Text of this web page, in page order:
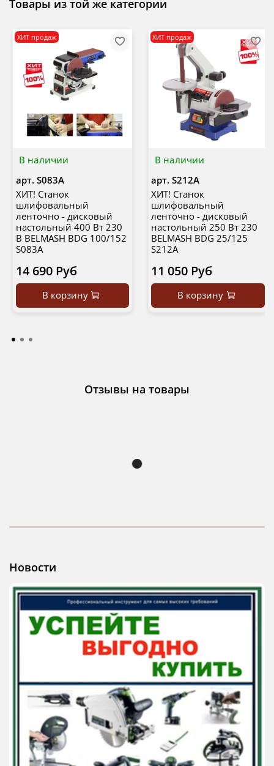
Товары из той же категории
В наличии
ХИТ продаж
арт. S083A
ХИТ! Станок
шлифовальный
ленточно - дисковый
настольный 400 Вт 230
В BELMASH BDG 100/152
S083A
14 690 Руб
В корзину
В наличии
ХИТ продаж
арт. S212A
ХИТ! Станок
шлифовальный
ленточно - дисковый
настольный 250 Вт 230
BELMASH BDG 25/125
S212A
11 050 Руб
В корзину
Отзывы на товары
Новости